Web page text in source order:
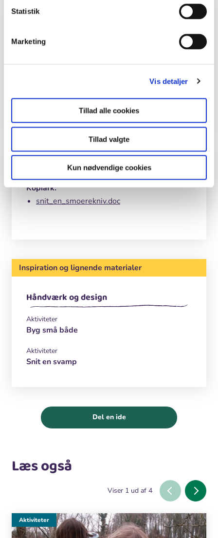
Statistik
Marketing
Vis detaljer
Tillad alle cookies
Tillad valgte
Kun nødvendige cookies
Kolofon
Forfatter
Filer
Kopiark:
snit_en_smoerekniv.doc
Inspiration og lignende materialer
Håndværk og design
Aktiviteter
Byg små både
Aktiviteter
Snit en svamp
Del en ide
Læs også
Viser 1 ud af 4
Aktiviteter